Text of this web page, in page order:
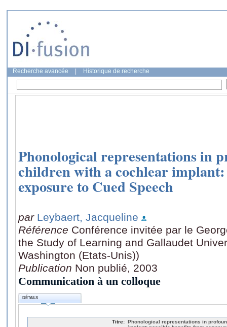
Recherche avancée Historique de recherche
Phonological representations in
children with a cochlear
exposure to Cued Speech
par Leybaert, Jacqueline
Référence Conférence invitée par le
the Study of Learning and Gallaudet
Washington (Etats-Unis))
Publication Non publié, 2003
Communication à un colloque
DÉTAILS
Titre: Phonological representations in